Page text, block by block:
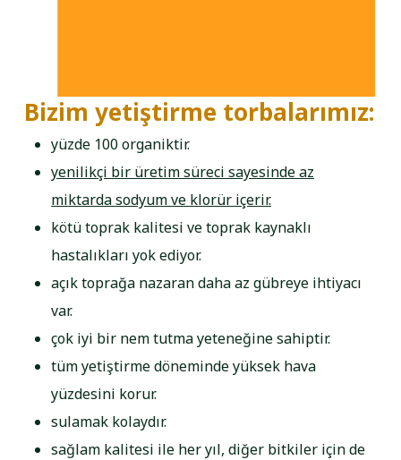
Bizim yetiştirme torbalarımız:
yüzde 100 organiktir.
yenilikçi bir üretim süreci sayesinde az
miktarda sodyum ve klorür içerir.
kötü toprak kalitesi ve toprak kaynaklı
hastalıkları yok ediyor.
açık toprağa nazaran daha az gübreye ihtiyacı
var.
çok iyi bir nem tutma yeteneğine sahiptir.
tüm yetiştirme döneminde yüksek hava
yüzdesini korur.
sulamak kolaydır.
sağlam kalitesi ile her yıl, diğer bitkiler için de